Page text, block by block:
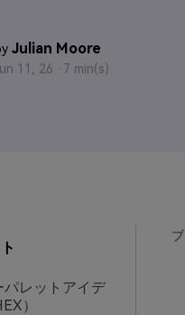
Julian Moore
11, 26 · 7 min(s)
パレットアイデ
）